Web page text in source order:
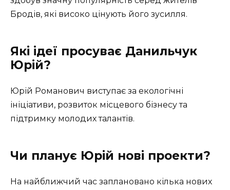
Бродів, які високо цінують його зусилля.
Які ідеї просуває Данильчук
Юрій?
Юрій Романович виступає за екологічні
ініціативи, розвиток місцевого бізнесу та
підтримку молодих талантів.
Чи планує Юрій нові проекти?
На найближчий час заплановано кілька нових